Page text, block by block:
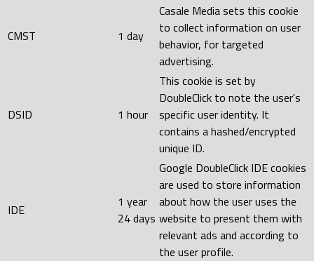
CMST 1 day
Casale Media sets this cookie
to collect information on user
behavior, for targeted
advertising.
DSID 1 hour
This cookie is set by
DoubleClick to note the user's
specific user identity. It
contains a hashed/encrypted
unique ID.
IDE
1 year
24 days
Google DoubleClick IDE cookies
are used to store information
about how the user uses the
website to present them with
relevant ads and according to
the user profile.